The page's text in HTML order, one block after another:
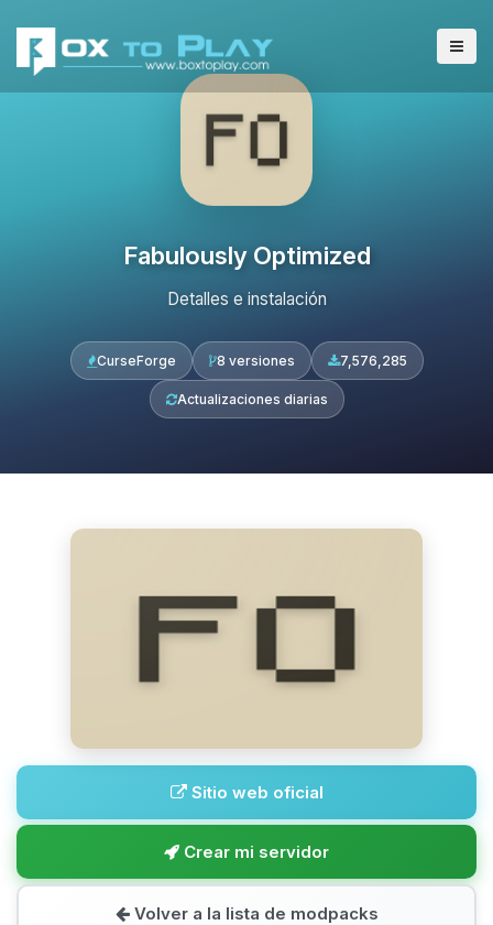
Fabulously Optimized
Detalles e instalación
CurseForge 8 versiones 7,576,285
Actualizaciones diarias
Sitio web oficial
Crear mi servidor
Volver a la lista de modpacks